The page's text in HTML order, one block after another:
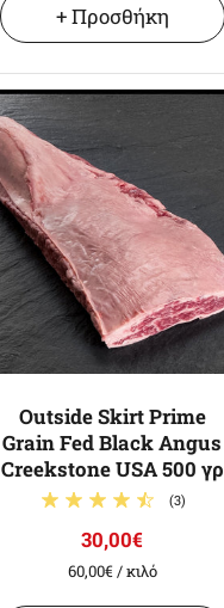
+ Προσθήκη
Outside Skirt Prime
Grain Fed Black Angus
Creekstone USA 500 γρ
(3)
30,00€
60,00€/ κιλό